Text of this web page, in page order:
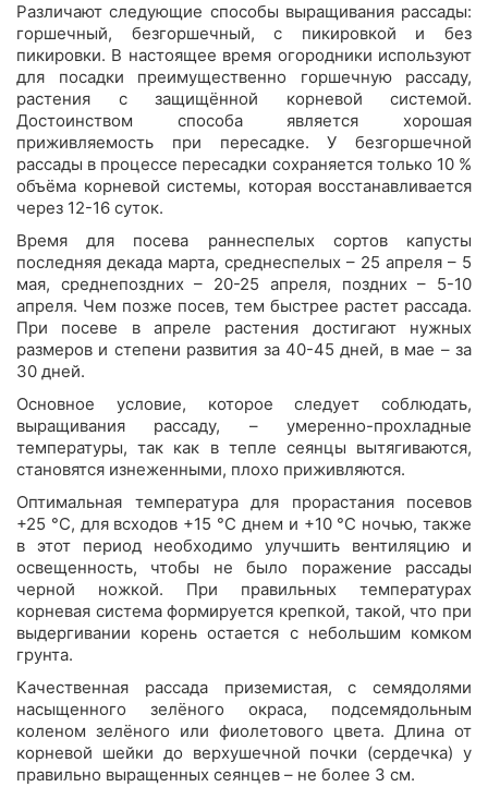
Различают следующие способы выращивания рассады:
горшечный, безгоршечный, с пикировкой и без
пикировки. В настоящее время огородники используют
для посадки преимущественно горшечную рассаду,
растения с защищённой корневой системой.
Достоинством способа является хорошая
приживляемость при пересадке. У безгоршечной
рассады в процессе пересадки сохраняется только 10 %
объёма корневой системы, которая восстанавливается
через 12-16 суток.
Время для посева раннеспелых сортов капусты
последняя декада марта, среднеспелых – 25 апреля – 5
мая, среднепоздних – 20-25 апреля, поздних – 5-10
апреля. Чем позже посев, тем быстрее растет рассада.
При посеве в апреле растения достигают нужных
размеров и степени развития за 40-45 дней, в мае – за
30 дней.
Основное условие, которое следует соблюдать,
выращивания рассаду, – умеренно-прохладные
температуры, так как в тепле сеянцы вытягиваются,
становятся изнеженными, плохо приживляются.
Оптимальная температура для прорастания посевов
+25 °C, для всходов +15 °C днем и +10 °C ночью, также
в этот период необходимо улучшить вентиляцию и
освещенность, чтобы не было поражение рассады
черной ножкой. При правильных температурах
корневая система формируется крепкой, такой, что при
выдергивании корень остается с небольшим комком
грунта.
Качественная рассада приземистая, с семядолями
насыщенного зелёного окраса, подсемядольным
коленом зелёного или фиолетового цвета. Длина от
корневой шейки до верхушечной почки (сердечка) у
правильно выращенных сеянцев – не более 3 см.